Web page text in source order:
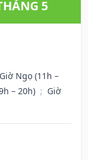
5
Giờ Ngọ (11h –
– 20h) ; Giờ